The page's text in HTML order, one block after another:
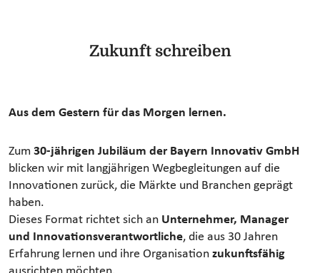
Zukunft schreiben
Aus dem Gestern für das Morgen lernen.
Zum 30-jährigen Jubiläum der Bayern Innovativ GmbH
blicken wir mit langjährigen Wegbegleitungen auf die
Innovationen zurück, die Märkte und Branchen geprägt
haben.
Dieses Format richtet sich an Unternehmer, Manager
und Innovationsverantwortliche, die aus 30 Jahren
Erfahrung lernen und ihre Organisation zukunftsfähig